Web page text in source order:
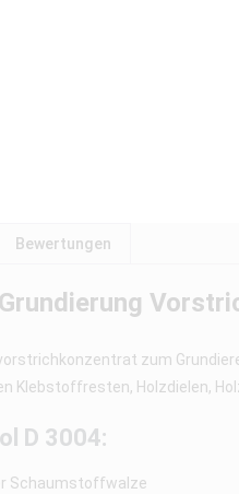
Bewertungen
zum
Klebstoffresten, Holzdielen,
D 3004:
Schaumstoffwalze